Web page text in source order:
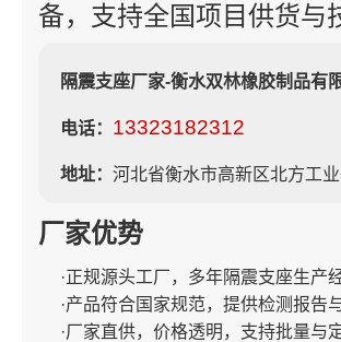
备，支持全国项目供货与
隔震支座厂家-衡水双林橡胶制品有
电话： 13323182312
地址： 河北省衡水市高新区北方工
厂家优势
·正规源头工厂，多年隔震支座生产
·产品符合国家规范，提供检测报告
·厂家直供，价格透明，支持批量与